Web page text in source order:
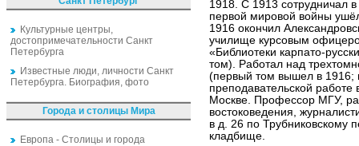
Культурные центры,
достопримечательности Санкт
Петербурга
Известные люди, личности Санкт
Петербурга. Биография, фото
Города и столицы Мира
Европа - Столицы и города
1918. С 1913 сотрудничал
первой мировой войны
1916 окончил
училище курсовым
«Библиотеки карпато-
том). Работал над
(первый том вышел в
преподавательской
Москве. Профессор МГУ,
востоковедения,
в д. 26 по Трубниковскому
кладбище.